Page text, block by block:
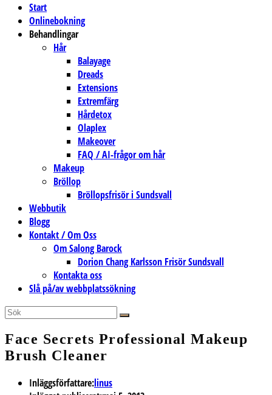
Start
Onlinebokning
Behandlingar
Hår
Balayage
Dreads
Extensions
Extremfärg
Hårdetox
Olaplex
Makeover
FAQ / AI-frågor om hår
Makeup
Bröllop
Bröllopsfrisör i Sundsvall
Webbutik
Blogg
Kontakt / Om Oss
Om Salong Barock
Dorion Chang Karlsson Frisör Sundsvall
Kontakta oss
Slå på/av webbplatssökning
Face Secrets Professional Makeup
Brush Cleaner
Inläggsförfattare:linus